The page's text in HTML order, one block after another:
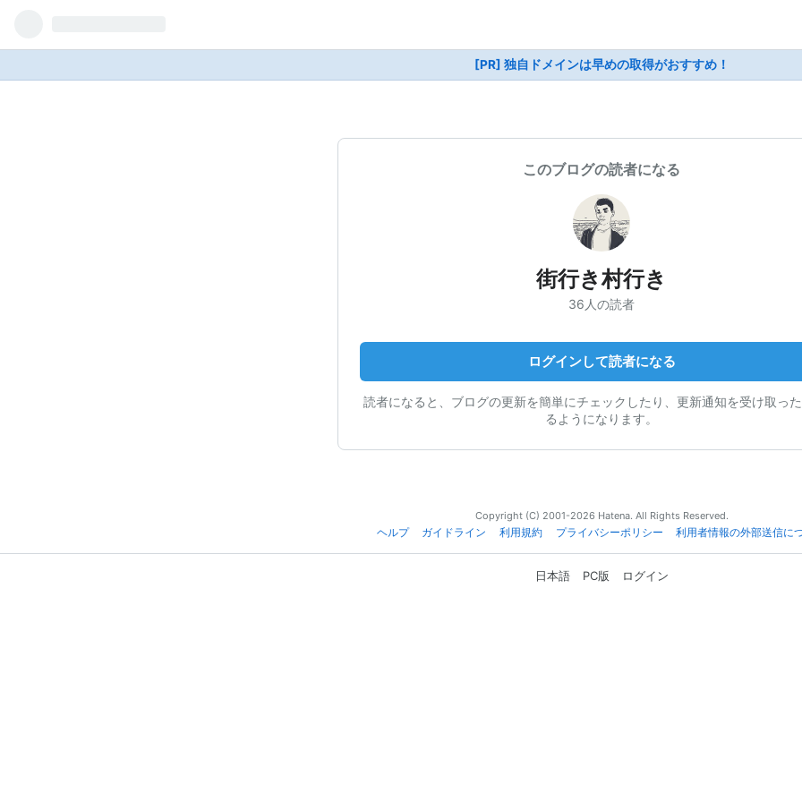
[PR] 独自ドメインは早めの取得がおすすめ！
このブログの読者になる
街行き村行き
36人の読者
ログインして読者になる
読者になると、ブログの更新を簡単にチェックしたり、更新通知を受け取っ
るようになります。
Copyright (C) 2001-2026 Hatena. All Rights Reserved.
ヘルプ
ガイドライン 利用規約 プライバシーポリシー 利用者情報の外部送信に
日本語 PC版 ログイン